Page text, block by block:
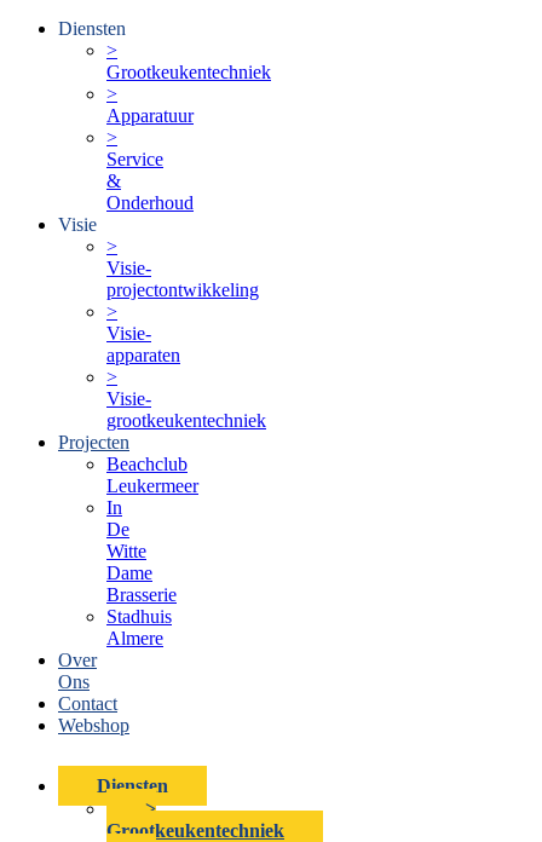
Diensten
>
Grootkeukentechniek
>
Apparatuur
>
Service
&
Onderhoud
Visie
>
Visie-
projectontwikkeling
>
Visie-
apparaten
>
Visie-
grootkeukentechniek
Projecten
Beachclub
Leukermeer
In
De
Witte
Dame
Brasserie
Stadhuis
Almere
Over
Ons
Contact
Webshop
Diensten
>
Grootkeukentechniek